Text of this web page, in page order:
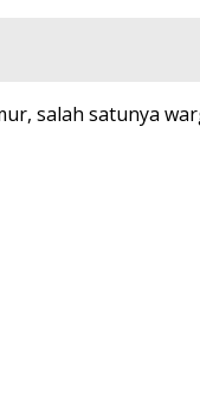
salah satunya